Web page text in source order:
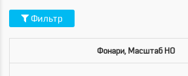
Фильтр
Фонари, Масштаб HO